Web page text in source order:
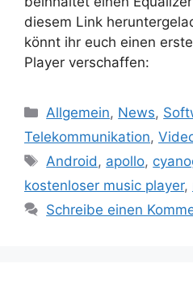
diesem Link
könnt ihr euch einen
Player verschaffen:
Kategorien
Allgemein, News,
Telekommunikation,
Schlagwörter
Android , apollo,
kostenloser music player,
Schreibe einen